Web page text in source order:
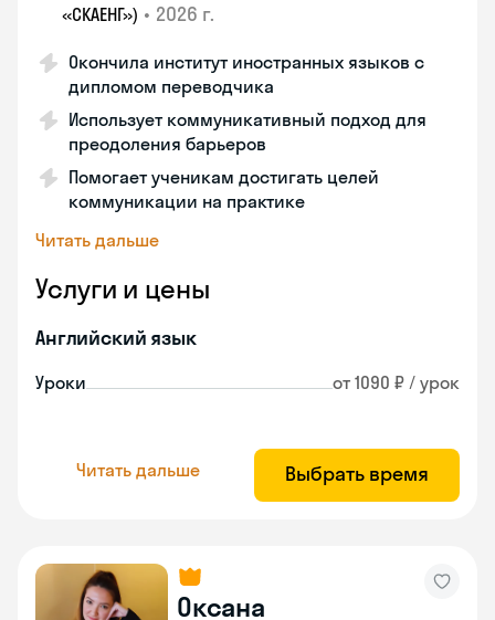
«СКАЕНГ») • 2026 г.
Окончила институт иностранных языков с
дипломом переводчика
Использует коммуникативный подход для
преодоления барьеров
Помогает ученикам достигать целей
коммуникации на практике
Читать дальше
Услуги и цены
Английский язык
Уроки от 1090 ₽ / урок
Читать дальше Выбрать время
Оксана